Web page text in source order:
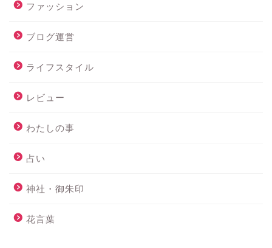
ファッション
ブログ運営
ライフスタイル
レビュー
わたしの事
占い
神社・御朱印
花言葉